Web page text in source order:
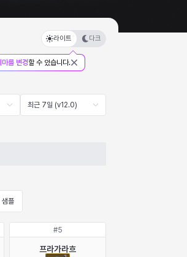
라이트 다크
마를 변경할 수 있습니다.
최근 7일 (v12.0)
플
#5
프라가라흐